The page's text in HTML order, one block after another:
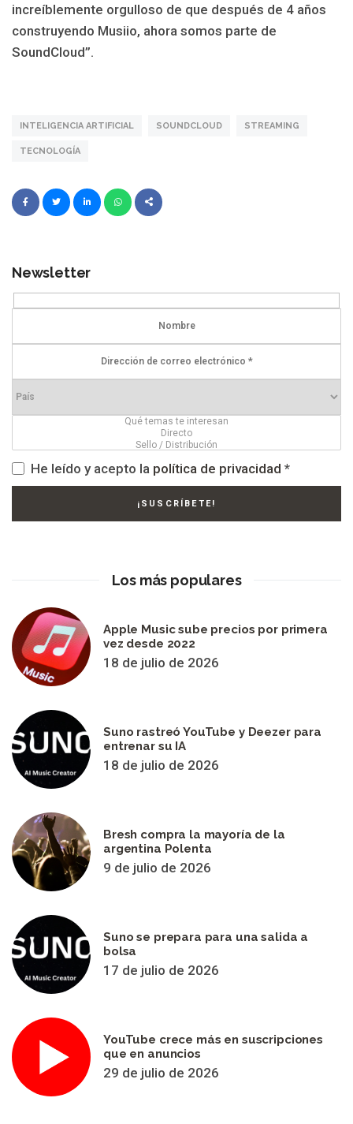
increíblemente orgulloso de que después de 4 años
construyendo Musiio, ahora somos parte de
SoundCloud”.
INTELIGENCIA ARTIFICIAL SOUNDCLOUD STREAMING
TECNOLOGÍA
Newsletter
He leído y acepto la política de privacidad *
Los más populares
Apple Music sube precios por primera
vez desde 2022
18 de julio de 2026
Suno rastreó YouTube y Deezer para
entrenar su IA
18 de julio de 2026
Bresh compra la mayoría de la
argentina Polenta
9 de julio de 2026
Suno se prepara para una salida a
bolsa
17 de julio de 2026
YouTube crece más en suscripciones
que en anuncios
29 de julio de 2026